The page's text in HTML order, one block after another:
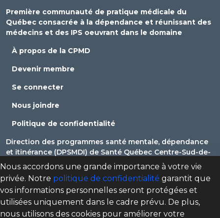
Première communauté de pratique médicale du
Québec consacrée à la dépendance et réunissant des
médecins et des IPS oeuvrant dans le domaine
À propos de la CPMD
Devenir membre
Se connecter
Nous joindre
Politique de confidentialité
Direction des programmes santé mentale, dépendance
et itinérance (DPSMDI) de Santé Québec Centre-Sud-de-
l'Île-de-Montréal – Universitaire
cpmd.ccsmtl@ssss.gouv.qc.ca
Nous accordons une grande importance à votre vie
privée. Notre politique de confidentialité garantit que
vos informations personnelles seront protégées et
utilisées uniquement dans le cadre prévu. De plus,
nous utilisons des cookies pour améliorer votre